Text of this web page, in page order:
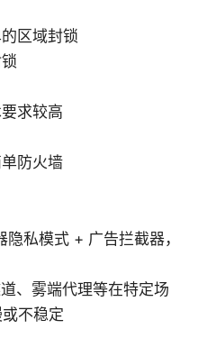
区域封锁
求较高
防火墙
私模式 + 广告拦截器，
、雾端代理等在特定场
不稳定